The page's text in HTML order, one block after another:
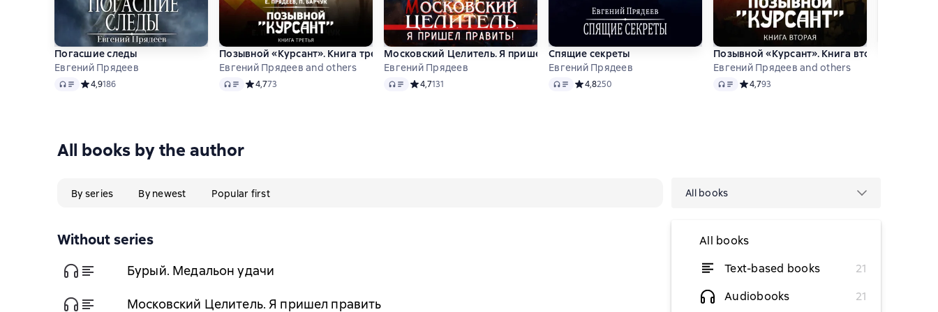
Погасшие следы
Евгений Прядеев
Audio Средний рейтинг 4,9 на основе 186 оценок
4,9186
Позывной «Курсант». Книга третья
Евгений Прядеев and others
Audio Средний рейтинг 4,7 на основе 73 оценок
4,773
Московский Целитель. Я пришел править
Евгений Прядеев
Audio Средний рейтинг 4,7 на основе 131 оценок
4,7131
Спящие секреты
Евгений Прядеев
Audio Средний рейтинг 4,8 на основе 250 оценок
4,8250
Позывной «Курсант». Книга вторая
Евгений Прядеев and others
Audio Средний рейтинг 4,7 на основе 93 оценок
4,793
All books by the author
By series By newest Popular first All books
All books
Text-based books
21
Audiobooks
21
Without series
Бурый. Медальон удачи from $2.81
Московский Целитель. Я пришел править from $2.44